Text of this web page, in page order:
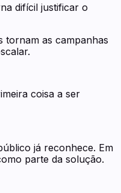
difícil justificar o
as campanhas
coisa a ser
já reconhece. Em
parte da solução.